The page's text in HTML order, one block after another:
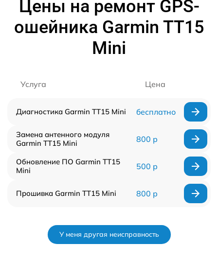
Цены на ремонт GPS-
ошейника Garmin TT15
Mini
Услуга Цена
Диагностика Garmin TT15 Mini бесплатно
Замена антенного модуля
Garmin TT15 Mini
800 р
Обновление ПО Garmin TT15
Mini
500 р
Прошивка Garmin TT15 Mini 800 р
У меня другая неисправность